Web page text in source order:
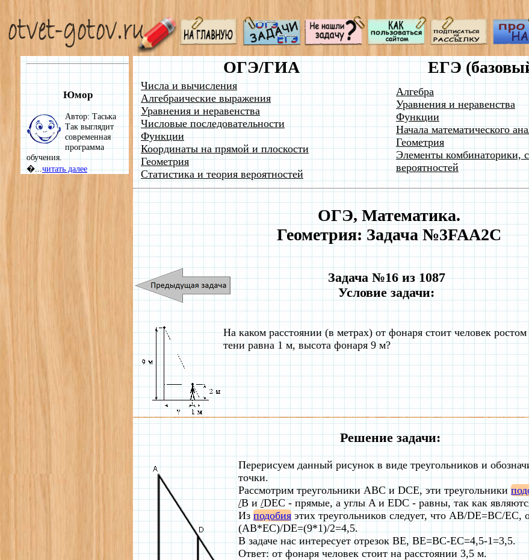
Юмор
Автор: Таська
Так выглядит
современная
программа
обучения.
�...читать далее
ОГЭ/ГИА ЕГЭ
Числа и вычисления
Алгебраические выражения
Уравнения и неравенства
Числовые последовательности
Функции
Координаты на прямой и плоскости
Геометрия
Статистика и теория вероятностей
Алгебра
Уравнения и неравенства
Функции
Начала математического
Геометрия
Элементы комбинаторики,
вероятностей
ОГЭ, Математика.
Геометрия: Задача №3FAA2C
Задача №16 из 1087
Условие задачи:
На каком расстоянии (в метрах) от фонаря стоит человек
тени равна 1 м, высота фонаря 9 м?
Решение задачи:
Перерисуем данный рисунок в виде треугольников и
точки.
Рассмотрим треугольники ABC и DCE, эти треугольники
/B и/DEC - прямые, а углы A и EDC - равны, так как
Из подобия этих треугольников следует, что AB/DE=BC/EC,
(AB*EC)/DE=(9*1)/2=4,5.
В задаче нас интересует отрезок BE, BE=BC-EC=4,5-1=3,5.
Ответ: от фонаря человек стоит на расстоянии 3,5 м.